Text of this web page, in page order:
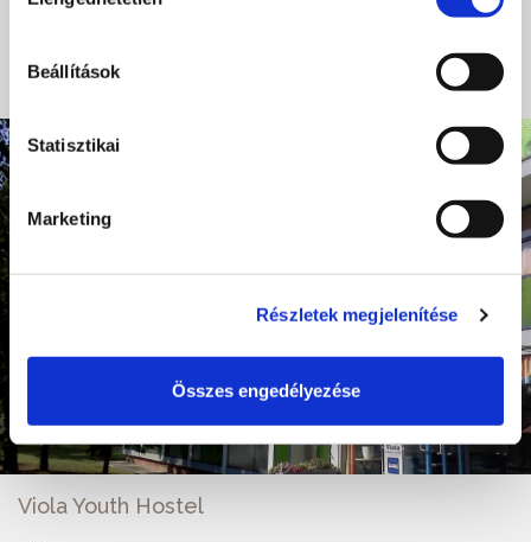
Beállítások
Statisztikai
Marketing
Részletek megjelenítése
Összes engedélyezése
Viola Youth Hostel